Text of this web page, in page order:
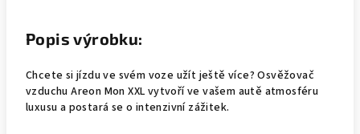
Popis výrobku:
Chcete si jízdu ve svém voze užít ještě více? Osvěžovač
vzduchu Areon Mon XXL vytvoří ve vašem autě atmosféru
luxusu a postará se o intenzivní zážitek.